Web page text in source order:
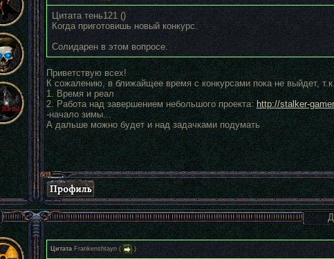
Цитата тень121 ()
Когда приготовишь новый конкурс.
Солидарен в этом вопросе.
Приветствую всех!
К сожалению, в ближайщее время с конкурсами пока не выйдет,
1. Время и реал
2. Работа над завершением небольшого проекта: http://stalker-
-начало зимы...
А дальше можно будет и над задачками подумать
Цитата Frankenshtayn( )